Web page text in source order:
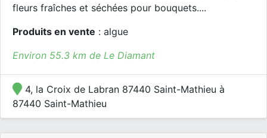
fleurs fraîches et séchées pour bouquets....
Produits en vente : algue
Environ 55.3 km de Le Diamant
4, la Croix de Labran 87440 Saint-Mathieu à
87440 Saint-Mathieu